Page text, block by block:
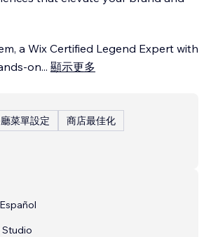
a Wix Certified Legend Expert with
on... 顯示更多
菜單設定
商店最佳化
Español
Studio